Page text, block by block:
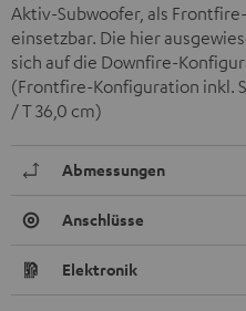
Aktiv-Subwoofer, als
einsetzbar. Die hier
sich auf die Downfire-
(Frontfire-Konfiguration inkl.
/ T 36,0 cm)
Abmessungen
Anschlüsse
Elektronik